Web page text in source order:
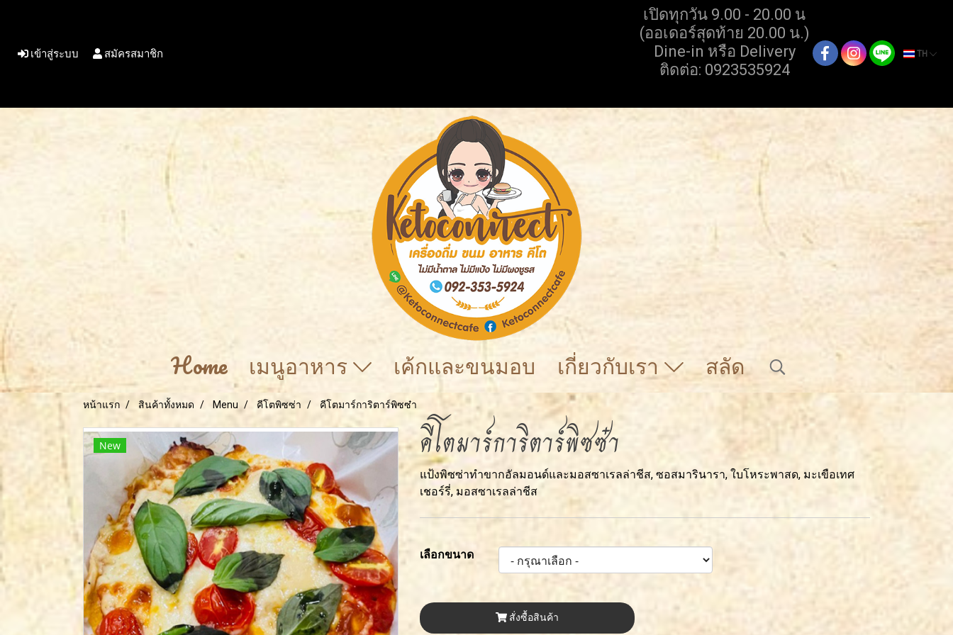
เข้าสู่ระบบ สมัครสมาชิก
เปิดทุกวัน 9.00 - 20.00 น
(ออเดอร์สุดท้าย 20.00 น.)
Dine-in หรือ Delivery
ติดต่อ: 0923535924
TH
Home เมนูอาหาร เค้กและขนมอบ เกี่ยวกับเรา สลัด
หน้าแรก สินค้าทั้งหมด Menu คีโตพิซซ่า คีโตมาร์การิตาร์พิซซ๋า
New คีโตมาร์การิตาร์พิซซ๋า
แป้งพิซซ่าทำขากอัลมอนด์และมอสซาเรลล่าชีส, ซอสมารินารา, ใบโหระพาสด, มะเขือเทศ
เชอร์รี่, มอสซาเรลล่าชีส
เลือกขนาด
สั่งซื้อสินค้า